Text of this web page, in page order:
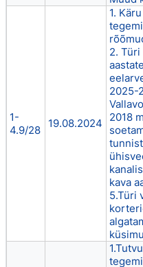
1-
4.9/28
19.08.2024
1.
2. Türi
2025-
2018
kava
5.Türi